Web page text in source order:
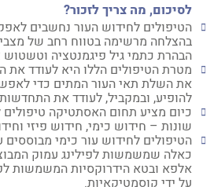
לסיכום, מה צריך לזכור?
הטיפולים לחידוש העור נחשבים
בהצלחה מרשימה בטווח רחב של מצבי
הבהרת כתמי גיל פיגמנטציה וטשטוש
מטרת הטיפולים הללו היא לעודד את
את השלת תאי העור המתים כדי לאפשר
להופיע, ובמקביל, לעודד את התחדשות
כיום מציע תחום האסתטיקה טיפולים
שונות – חידוש כימי, חידוש פיזי
הטיפולים לחידוש עור כימי מבוססים
כאלה שמשמשות לפילינג עמוק המבוצע
אלפא ובטא הידרוקסיות המשמשות